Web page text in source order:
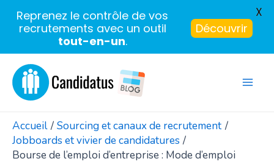
Aller
contenu
Accueil
Sourcing et canaux de recrutement
Jobboards et vivier de candidatures
Bourse de l’emploi d’entreprise : Mode d’emploi
Reprenez le contrôle de vos
recrutements avec un outil
tout-en-un.
Découvrir
X